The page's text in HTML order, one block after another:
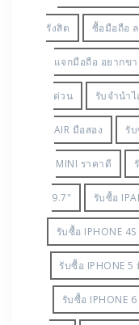
รังสิต ซื้อมือถือ
แจกมือถือ อยากข
ด่วน รับจำนำ
AIR มือสอง รั
MINI ราคาดี
9.7" รับซื้อ
รับซื้อ IPHONE
รับซื้อ IPHONE 5
รับซื้อ IPHONE 6